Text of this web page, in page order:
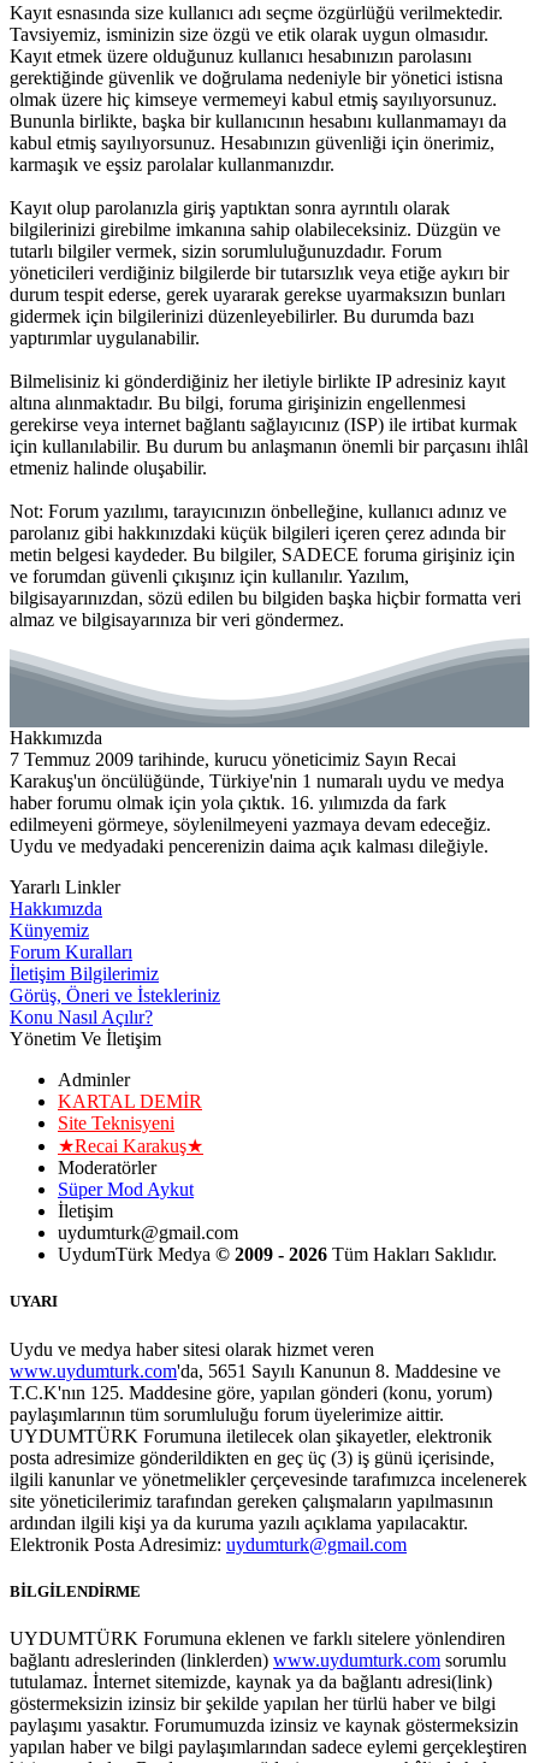
Kayıt esnasında size kullanıcı adı seçme özgürlüğü verilmektedir.
Tavsiyemiz, isminizin size özgü ve etik olarak uygun olmasıdır.
Kayıt etmek üzere olduğunuz kullanıcı hesabınızın parolasını
gerektiğinde güvenlik ve doğrulama nedeniyle bir yönetici istisna
olmak üzere hiç kimseye vermemeyi kabul etmiş sayılıyorsunuz.
Bununla birlikte, başka bir kullanıcının hesabını kullanmamayı da
kabul etmiş sayılıyorsunuz. Hesabınızın güvenliği için önerimiz,
karmaşık ve eşsiz parolalar kullanmanızdır.
Kayıt olup parolanızla giriş yaptıktan sonra ayrıntılı olarak
bilgilerinizi girebilme imkanına sahip olabileceksiniz. Düzgün ve
tutarlı bilgiler vermek, sizin sorumluluğunuzdadır. Forum
yöneticileri verdiğiniz bilgilerde bir tutarsızlık veya etiğe aykırı bir
durum tespit ederse, gerek uyararak gerekse uyarmaksızın bunları
gidermek için bilgilerinizi düzenleyebilirler. Bu durumda bazı
yaptırımlar uygulanabilir.
Bilmelisiniz ki gönderdiğiniz her iletiyle birlikte IP adresiniz kayıt
altına alınmaktadır. Bu bilgi, foruma girişinizin engellenmesi
gerekirse veya internet bağlantı sağlayıcınız (ISP) ile irtibat kurmak
için kullanılabilir. Bu durum bu anlaşmanın önemli bir parçasını ihlâl
etmeniz halinde oluşabilir.
Not: Forum yazılımı, tarayıcınızın önbelleğine, kullanıcı adınız ve
parolanız gibi hakkınızdaki küçük bilgileri içeren çerez adında bir
metin belgesi kaydeder. Bu bilgiler, SADECE foruma girişiniz için
ve forumdan güvenli çıkışınız için kullanılır. Yazılım,
bilgisayarınızdan, sözü edilen bu bilgiden başka hiçbir formatta veri
almaz ve bilgisayarınıza bir veri göndermez.
Hakkımızda
7 Temmuz 2009 tarihinde, kurucu yöneticimiz Sayın Recai
Karakuş'un öncülüğünde, Türkiye'nin 1 numaralı uydu ve medya
haber forumu olmak için yola çıktık. 16. yılımızda da fark
edilmeyeni görmeye, söylenilmeyeni yazmaya devam edeceğiz.
Uydu ve medyadaki pencerenizin daima açık kalması dileğiyle.
Yararlı Linkler
Hakkımızda
Künyemiz
Forum Kuralları
İletişim Bilgilerimiz
Görüş, Öneri ve İstekleriniz
Konu Nasıl Açılır?
Yönetim Ve İletişim
Adminler
KARTAL DEMİR
Site Teknisyeni
★Recai Karakuş★
Moderatörler
Süper Mod Aykut
İletişim
uydumturk@gmail.com
UydumTürk Medya © 2009 - 2026 Tüm Hakları Saklıdır.
UYARI
Uydu ve medya haber sitesi olarak hizmet veren
www.uydumturk.com'da, 5651 Sayılı Kanunun 8. Maddesine ve
T.C.K'nın 125. Maddesine göre, yapılan gönderi (konu, yorum)
paylaşımlarının tüm sorumluluğu forum üyelerimize aittir.
UYDUMTÜRK Forumuna iletilecek olan şikayetler, elektronik
posta adresimize gönderildikten en geç üç (3) iş günü içerisinde,
ilgili kanunlar ve yönetmelikler çerçevesinde tarafımızca incelenerek
site yöneticilerimiz tarafından gereken çalışmaların yapılmasının
ardından ilgili kişi ya da kuruma yazılı açıklama yapılacaktır.
Elektronik Posta Adresimiz: uydumturk@gmail.com
BİLGİLENDİRME
UYDUMTÜRK Forumuna eklenen ve farklı sitelere yönlendiren
bağlantı adreslerinden (linklerden) www.uydumturk.com sorumlu
tutulamaz. İnternet sitemizde, kaynak ya da bağlantı adresi(link)
göstermeksizin izinsiz bir şekilde yapılan her türlü haber ve bilgi
paylaşımı yasaktır. Forumumuzda izinsiz ve kaynak göstermeksizin
yapılan haber ve bilgi paylaşımlarından sadece eylemi gerçekleştiren